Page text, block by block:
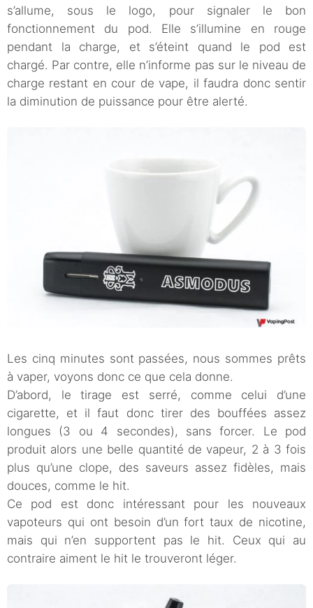
s’allume, sous le logo, pour signaler le bon
fonctionnement du pod. Elle s’illumine en rouge
pendant la charge, et s’éteint quand le pod est
chargé. Par contre, elle n’informe pas sur le niveau de
charge restant en cour de vape, il faudra donc sentir
la diminution de puissance pour être alerté.
Les cinq minutes sont passées, nous sommes prêts
à vaper, voyons donc ce que cela donne.
D’abord, le tirage est serré, comme celui d’une
cigarette, et il faut donc tirer des bouffées assez
longues (3 ou 4 secondes), sans forcer. Le pod
produit alors une belle quantité de vapeur, 2 à 3 fois
plus qu’une clope, des saveurs assez fidèles, mais
douces, comme le hit.
Ce pod est donc intéressant pour les nouveaux
vapoteurs qui ont besoin d’un fort taux de nicotine,
mais qui n’en supportent pas le hit. Ceux qui au
contraire aiment le hit le trouveront léger.